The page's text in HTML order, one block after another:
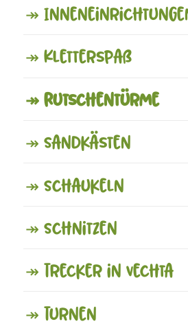
↠
↠ Kletterspaß
↠ Rutschentürme
↠ Sandkästen
↠ Schaukeln
↠ Schnitzen
↠ Trecker in Vechta
↠ Turnen